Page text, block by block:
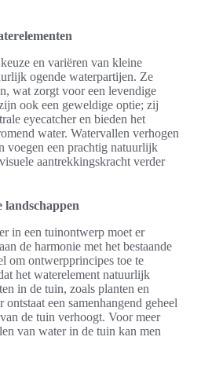
en variëren van kleine
ogende waterpartijen. Ze
wat zorgt voor een levendige
ook een geweldige optie; zij
eyecatcher en bieden het
water. Watervallen verhogen
voegen een prachtig natuurlijk
aantrekkingskracht verder
landschappen
in een tuinontwerp moet er
de harmonie met het bestaande
om ontwerpprincipes toe te
het waterelement natuurlijk
in de tuin, zoals planten en
een samenhangend geheel
de tuin verhoogt. Voor meer
van water in de tuin kan men